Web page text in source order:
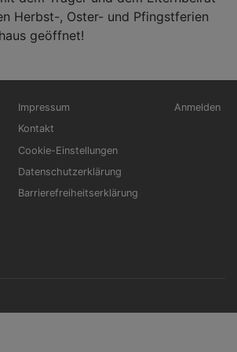
Herbst-, Oster- und Pfingstferien
geöffnet!
Fußbereichsmenü
Impressum
Kontakt
Cookie-Einstellungen
Datenschutzerklärung
Barrierefreiheitserklärung
Anmelden